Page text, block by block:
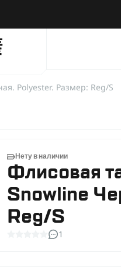
Polyester. Размер: Reg/S
Нету в наличии
Флисовая
Snowline
Reg/S
1